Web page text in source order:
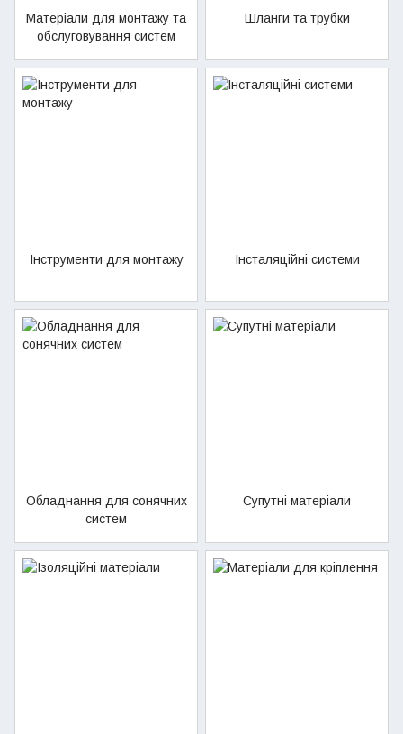
Матеріали для монтажу та
обслуговування систем
Шланги та трубки
Інструменти для монтажу Інсталяційні системи
Обладнання для сонячних
систем
Супутні матеріали